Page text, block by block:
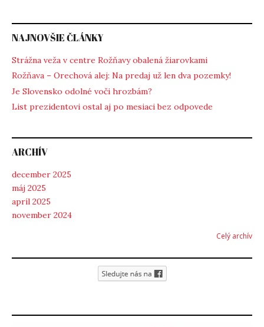
NAJNOVŠIE ČLÁNKY
Strážna veža v centre Rožňavy obalená žiarovkami
Rožňava – Orechová alej: Na predaj už len dva pozemky!
Je Slovensko odolné voči hrozbám?
List prezidentovi ostal aj po mesiaci bez odpovede
ARCHÍV
december 2025
máj 2025
apríl 2025
november 2024
Celý archív